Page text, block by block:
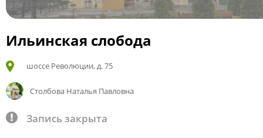
Ильинская слобода
шоссе Революции, д. 75
Столбова Наталья Павловна
Запись закрыта